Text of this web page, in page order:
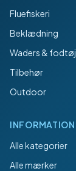
Fluefiskeri
Beklædning
Waders & fodtøj
Tilbehør
Outdoor
INFORMATION
Alle kategorier
Alle mærker